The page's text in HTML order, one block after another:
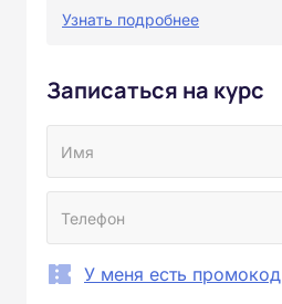
Узнать подробнее
Записаться на курс
У меня есть промокод